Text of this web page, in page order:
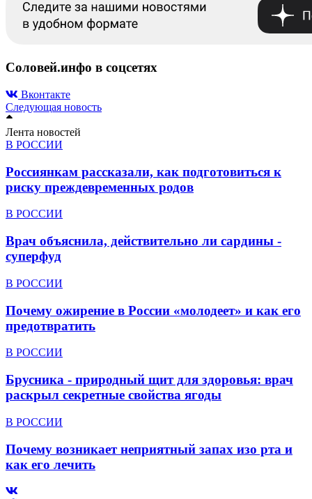
Соловей.инфо в соцсетях
Вконтакте
Следующая новость
Лента новостей
В РОССИИ
Россиянкам рассказали, как подготовиться к
риску преждевременных родов
В РОССИИ
Врач объяснила, действительно ли сардины -
суперфуд
В РОССИИ
Почему ожирение в России «молодеет» и как его
предотвратить
В РОССИИ
Брусника - природный щит для здоровья: врач
раскрыл секретные свойства ягоды
В РОССИИ
Почему возникает неприятный запах изо рта и
как его лечить